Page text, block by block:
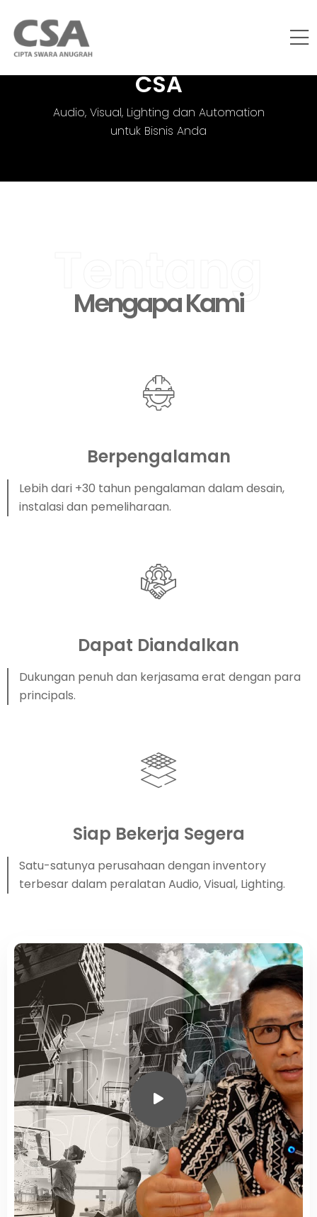
CSA
Audio, Visual, Lighting dan Automation
untuk Bisnis Anda
Mengapa Kami
Berpengalaman
Lebih dari +30 tahun pengalaman dalam desain,
instalasi dan pemeliharaan.
Dapat Diandalkan
Dukungan penuh dan kerjasama erat dengan para
principals.
Siap Bekerja Segera
Satu-satunya perusahaan dengan inventory
terbesar dalam peralatan Audio, Visual, Lighting.